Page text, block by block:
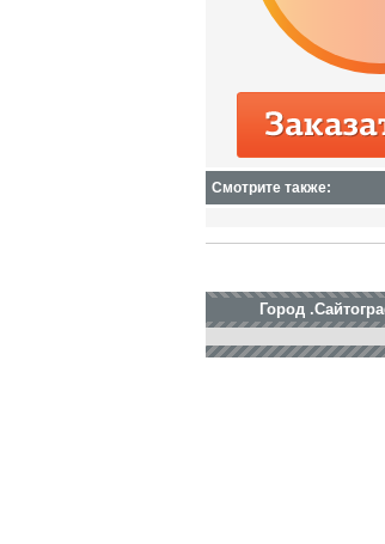
Смотрите также:
Город